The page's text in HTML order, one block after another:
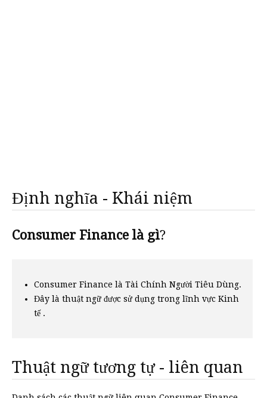
Định nghĩa - Khái niệm
Consumer Finance là gì?
Consumer Finance là Tài Chính Người Tiêu Dùng.
Đây là thuật ngữ được sử dụng trong lĩnh vực Kinh
tế .
Thuật ngữ tương tự - liên quan